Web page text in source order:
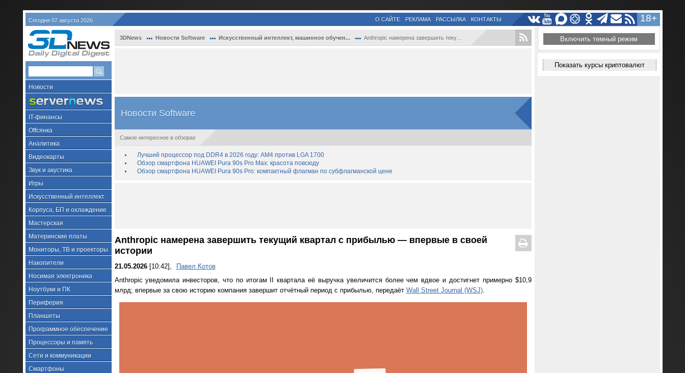
Сегодня 07 августа 2026 18+
О САЙТЕ РЕКЛАМА РАССЫЛКА КОНТАКТЫ
Новости
IT-финансы
Offсянка
Аналитика
Видеокарты
Звук и акустика
Игры
Искусственный интеллект
Корпуса, БП и охлаждение
Мастерская
Материнские платы
Мониторы, ТВ и проекторы
Накопители
Носимая электроника
Ноутбуки и ПК
Периферия
Планшеты
Программное обеспечение
Процессоры и память
Сети и коммуникации
Смартфоны
3DNews Новости Software Искусственный интеллект, машинное обучен... Anthropic намерена завершить текущий ква...
Новости Software
Самое интересное в обзорах
Лучший процессор под DDR4 в 2026 году: AM4 против LGA 1700
Обзор смартфона HUAWEI Pura 90s Pro Max: красота повсюду
Обзор смартфона HUAWEI Pura 90s Pro: компактный флагман по субфлагманской цене
Anthropic намерена завершить текущий квартал с прибылью — впервые в своей
истории
21.05.2026[10:42],
Павел Котов
Anthropic уведомила инвесторов, что по итогам II квартала её выручка увеличится более чем вдвое и достигнет примерно $10,9
млрд; впервые за свою историю компания завершит отчётный период с прибылью, передаёт Wall Street Journal (WSJ).
Включить темный режим
Показать курсы криптовалют